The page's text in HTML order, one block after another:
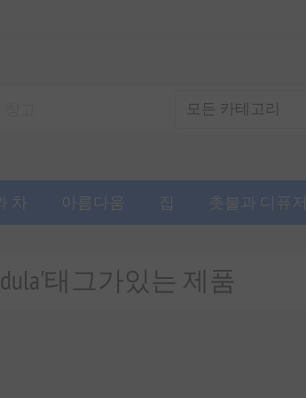
차 아름다움 집 촛불과 디퓨저
태그가있는 제품